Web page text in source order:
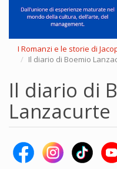
I Romanzi e le storie di
Il diario di Boemio
Il diario di
Lanzacurte